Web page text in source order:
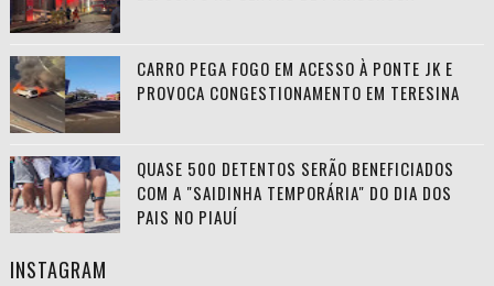
CARRO PEGA FOGO EM ACESSO À PONTE JK E
PROVOCA CONGESTIONAMENTO EM TERESINA
QUASE 500 DETENTOS SERÃO BENEFICIADOS
COM A "SAIDINHA TEMPORÁRIA" DO DIA DOS
PAIS NO PIAUÍ
INSTAGRAM